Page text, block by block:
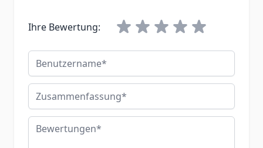
Ihre Bewertung:
Benutzername
Zusammenfassung
Bewertungen